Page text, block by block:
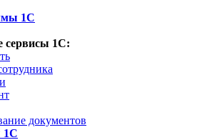
1С
сервисы 1С:
документов
1С